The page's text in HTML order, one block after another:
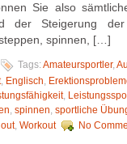
Sie also
der Steigerung
spinnen, […]
Tags: Amateursportler,
, Englisch,
,
, spinnen, sportliche
, Workout No